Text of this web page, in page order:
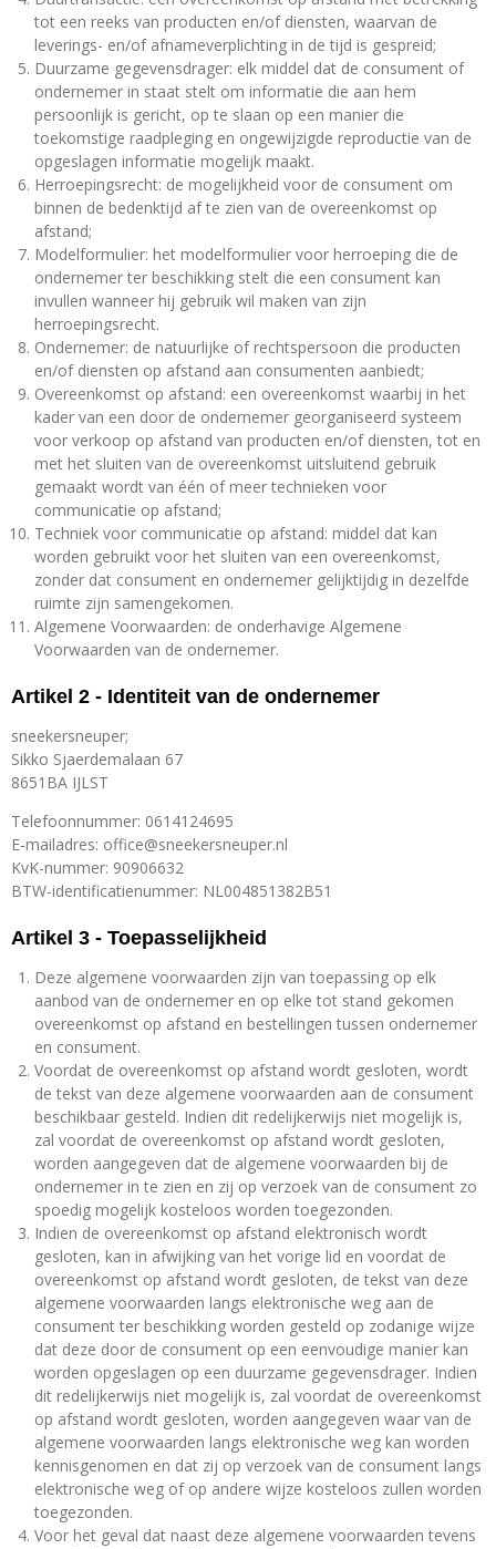
tot een reeks van producten en/of diensten, waarvan de
leverings- en/of afnameverplichting in de tijd is gespreid;
Duurzame gegevensdrager: elk middel dat de consument of
ondernemer in staat stelt om informatie die aan hem
persoonlijk is gericht, op te slaan op een manier die
toekomstige raadpleging en ongewijzigde reproductie van de
opgeslagen informatie mogelijk maakt.
Herroepingsrecht: de mogelijkheid voor de consument om
binnen de bedenktijd af te zien van de overeenkomst op
afstand;
Modelformulier: het modelformulier voor herroeping die de
ondernemer ter beschikking stelt die een consument kan
invullen wanneer hij gebruik wil maken van zijn
herroepingsrecht.
Ondernemer: de natuurlijke of rechtspersoon die producten
en/of diensten op afstand aan consumenten aanbiedt;
Overeenkomst op afstand: een overeenkomst waarbij in het
kader van een door de ondernemer georganiseerd systeem
voor verkoop op afstand van producten en/of diensten, tot en
met het sluiten van de overeenkomst uitsluitend gebruik
gemaakt wordt van één of meer technieken voor
communicatie op afstand;
Techniek voor communicatie op afstand: middel dat kan
worden gebruikt voor het sluiten van een overeenkomst,
zonder dat consument en ondernemer gelijktijdig in dezelfde
ruimte zijn samengekomen.
Algemene Voorwaarden: de onderhavige Algemene
Voorwaarden van de ondernemer.
Artikel 2 - Identiteit van de ondernemer
sneekersneuper;
Sikko Sjaerdemalaan 67
8651BA IJLST
Telefoonnummer: 0614124695
E-mailadres: office@sneekersneuper.nl
KvK-nummer: 90906632
BTW-identificatienummer: NL004851382B51
Artikel 3 - Toepasselijkheid
Deze algemene voorwaarden zijn van toepassing op elk
aanbod van de ondernemer en op elke tot stand gekomen
overeenkomst op afstand en bestellingen tussen ondernemer
en consument.
Voordat de overeenkomst op afstand wordt gesloten, wordt
de tekst van deze algemene voorwaarden aan de consument
beschikbaar gesteld. Indien dit redelijkerwijs niet mogelijk is,
zal voordat de overeenkomst op afstand wordt gesloten,
worden aangegeven dat de algemene voorwaarden bij de
ondernemer in te zien en zij op verzoek van de consument zo
spoedig mogelijk kosteloos worden toegezonden.
Indien de overeenkomst op afstand elektronisch wordt
gesloten, kan in afwijking van het vorige lid en voordat de
overeenkomst op afstand wordt gesloten, de tekst van deze
algemene voorwaarden langs elektronische weg aan de
consument ter beschikking worden gesteld op zodanige wijze
dat deze door de consument op een eenvoudige manier kan
worden opgeslagen op een duurzame gegevensdrager. Indien
dit redelijkerwijs niet mogelijk is, zal voordat de overeenkomst
op afstand wordt gesloten, worden aangegeven waar van de
algemene voorwaarden langs elektronische weg kan worden
kennisgenomen en dat zij op verzoek van de consument langs
elektronische weg of op andere wijze kosteloos zullen worden
toegezonden.
Voor het geval dat naast deze algemene voorwaarden tevens